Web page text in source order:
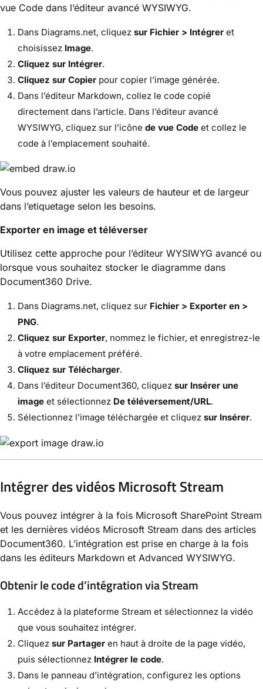
vue Code dans l’éditeur avancé WYSIWYG.
Dans Diagrams.net, cliquez sur Fichier > Intégrer et
choisissez Image.
Cliquez sur Intégrer.
Cliquez sur Copier pour copier l’image générée.
Dans l’éditeur Markdown, collez le code copié
directement dans l’article. Dans l’éditeur avancé
WYSIWYG, cliquez sur l’icône de vue Code et collez le
code à l’emplacement souhaité.
Vous pouvez ajuster les valeurs de hauteur et de largeur
dans l’etiquetage selon les besoins.
Exporter en image et téléverser
Utilisez cette approche pour l’éditeur WYSIWYG avancé ou
lorsque vous souhaitez stocker le diagramme dans
Document360 Drive.
Dans Diagrams.net, cliquez sur Fichier > Exporter en >
PNG.
Cliquez sur Exporter, nommez le fichier, et enregistrez-le
à votre emplacement préféré.
Cliquez sur Télécharger.
Dans l’éditeur Document360, cliquez sur Insérer une
image et sélectionnez De téléversement/URL.
Sélectionnez l’image téléchargée et cliquez sur Insérer.
Intégrer des vidéos Microsoft Stream
Vous pouvez intégrer à la fois Microsoft SharePoint Stream
et les dernières vidéos Microsoft Stream dans des articles
Document360. L’intégration est prise en charge à la fois
dans les éditeurs Markdown et Advanced WYSIWYG.
Obtenir le code d’intégration via Stream
Accédez à la plateforme Stream et sélectionnez la vidéo
que vous souhaitez intégrer.
Cliquez sur Partager en haut à droite de la page vidéo,
puis sélectionnez Intégrer le code.
Dans le panneau d’intégration, configurez les options